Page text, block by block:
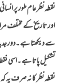
نقطہ نظر عام طور پر
اور تاریخ کے مختلف
سے دیکھتا ہے
تشکیل پاتا ہے ۔اسی
نقطہ نظر کا نہ صر ف یہ